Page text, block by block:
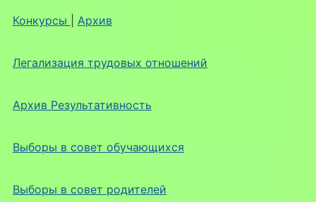
Конкурсы Архив
Легализация трудовых отношений
Архив Результативность
Выборы в совет обучающихся
Выборы в совет родителей